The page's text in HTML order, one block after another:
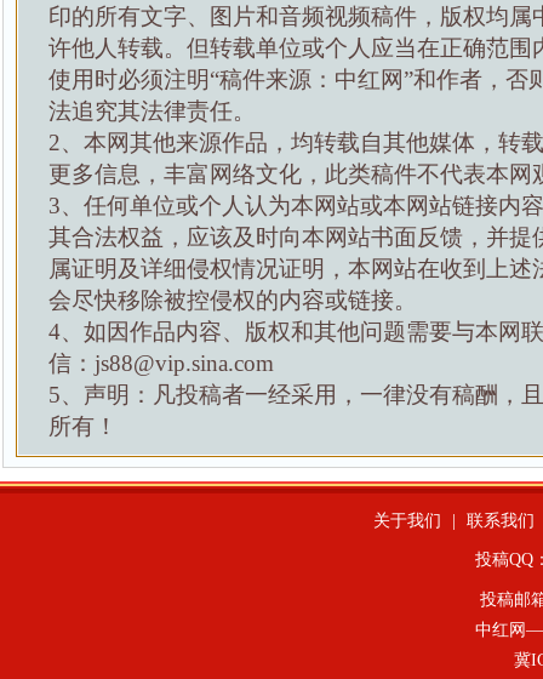
印的所有文字、图片和音频视频稿件，版权均属
许他人转载。但转载单位或个人应当在正确范围
使用时必须注明“稿件来源：中红网”和作者，否
法追究其法律责任。
2、本网其他来源作品，均转载自其他媒体，转
更多信息，丰富网络文化，此类稿件不代表本网
3、任何单位或个人认为本网站或本网站链接内
其合法权益，应该及时向本网站书面反馈，并提
属证明及详细侵权情况证明，本网站在收到上述
会尽快移除被控侵权的内容或链接。
4、如因作品内容、版权和其他问题需要与本网
信：js88@vip.sina.com
5、声明：凡投稿者一经采用，一律没有稿酬，
所有！
关于我们 联系我们
投稿QQ
投稿邮
中红网—
冀